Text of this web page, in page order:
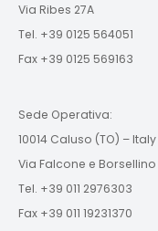
Via Ribes 27A
Tel. +39 0125 564051
Fax +39 0125 569163
Sede Operativa:
10014 Caluso (TO) – Italy
Via Falcone e Borsellino
Tel. +39 011 2976303
Fax +39 011 19231370